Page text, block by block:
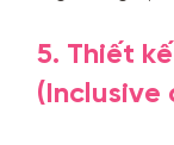
5. Thiết
(Inclusive